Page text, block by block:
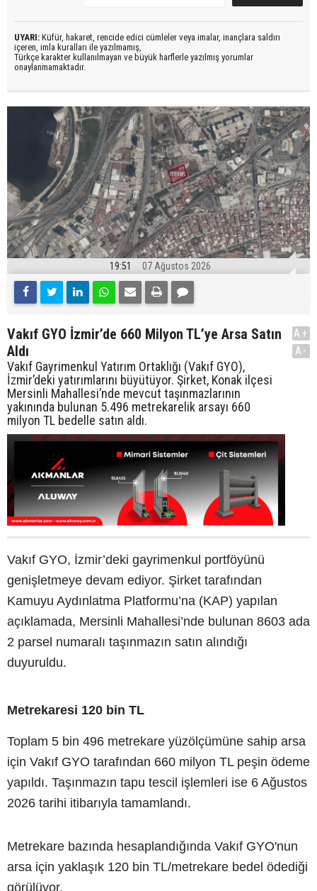
UYARI: Küfür, hakaret, rencide edici cümleler veya imalar, inançlara saldırı
içeren, imla kuralları ile yazılmamış,
Türkçe karakter kullanılmayan ve büyük harflerle yazılmış yorumlar
onaylanmamaktadır.
19:51 07 Ağustos 2026
Vakıf GYO İzmir’de 660 Milyon TL’ye Arsa Satın
Aldı
Vakıf Gayrimenkul Yatırım Ortaklığı (Vakıf GYO),
İzmir’deki yatırımlarını büyütüyor. Şirket, Konak ilçesi
Mersinli Mahallesi’nde mevcut taşınmazlarının
yakınında bulunan 5.496 metrekarelik arsayı 660
milyon TL bedelle satın aldı.
A+
A-
Vakıf GYO, İzmir’deki gayrimenkul portföyünü
genişletmeye devam ediyor. Şirket tarafından
Kamuyu Aydınlatma Platformu’na (KAP) yapılan
açıklamada, Mersinli Mahallesi’nde bulunan 8603 ada
2 parsel numaralı taşınmazın satın alındığı
duyuruldu.
Metrekaresi 120 bin TL
Toplam 5 bin 496 metrekare yüzölçümüne sahip arsa
için Vakıf GYO tarafından 660 milyon TL peşin ödeme
yapıldı. Taşınmazın tapu tescil işlemleri ise 6 Ağustos
2026 tarihi itibarıyla tamamlandı.
Metrekare bazında hesaplandığında Vakıf GYO'nun
arsa için yaklaşık 120 bin TL/metrekare bedel ödediği
görülüyor.